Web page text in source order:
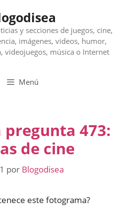
y secciones de juegos, cine,
imágenes, videos, humor,
videojuegos, música o Internet
Menú
473:
de cine
por Blogodisea
este fotograma?